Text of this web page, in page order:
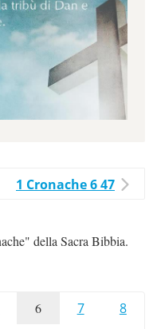
1 Cronache 6 47
della Sacra Bibbia.
6 7
8